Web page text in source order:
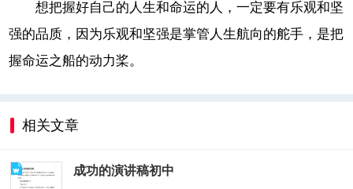
想把握好自己的人生和命运的人，一定要有乐观和坚
强的品质，因为乐观和坚强是掌管人生航向的舵手，是把
握命运之船的动力桨。
相关文章
成功的演讲稿初中